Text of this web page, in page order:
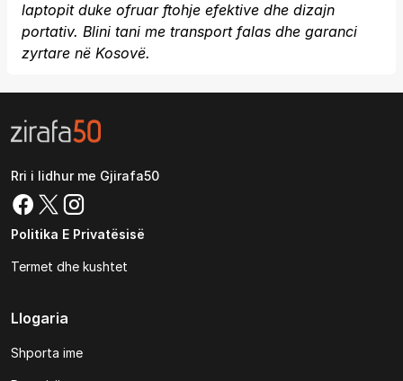
laptopit duke ofruar ftohje efektive dhe dizajn
portativ. Blini tani me transport falas dhe garanci
zyrtare në Kosovë.
Rri i lidhur me Gjirafa50
Politika E Privatësisë
Termet dhe kushtet
Llogaria
Shporta ime